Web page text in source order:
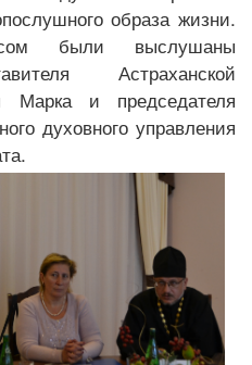
образа жизни.
были выслушаны
Астраханской
Марка и председателя
духовного управления